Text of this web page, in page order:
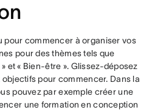
pour commencer à organiser vos
pour des thèmes tels que
et « Bien-être ». Glissez-déposez
pour commencer. Dans la
pouvez par exemple créer une
une formation en conception